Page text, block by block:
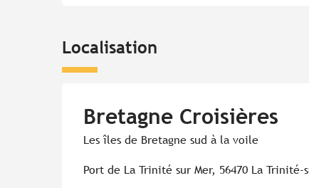
Localisation
Bretagne Croisières
Les îles de Bretagne sud à la voile
Port de La Trinité sur Mer, 56470 La Trinité-